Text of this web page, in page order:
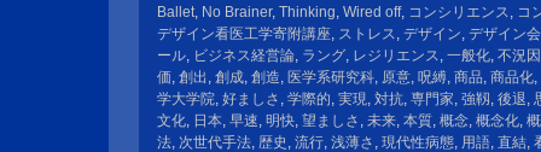
Ballet, No Brainer, Thinking, Wired off, コンシリエンス, コ
デザイン看医工学寄附講座, ストレス, デザイン, デザイン
ール, ビジネス経営論, ラング, レジリエンス, 一般化, 不況因
価, 創出 , 創成, 創造, 医学系研究科, 原意, 呪縛, 商品, 商品化,
学大学院, 好ましさ , 学際的, 実現, 対抗, 専門家, 強靱 , 後退,
文化, 日本, 早速, 明快, 望ましさ , 未来, 本質, 概念, 概念化,
法, 次世代手法, 歴史 , 流行, 浅薄さ , 現代性病態, 用語, 直結,